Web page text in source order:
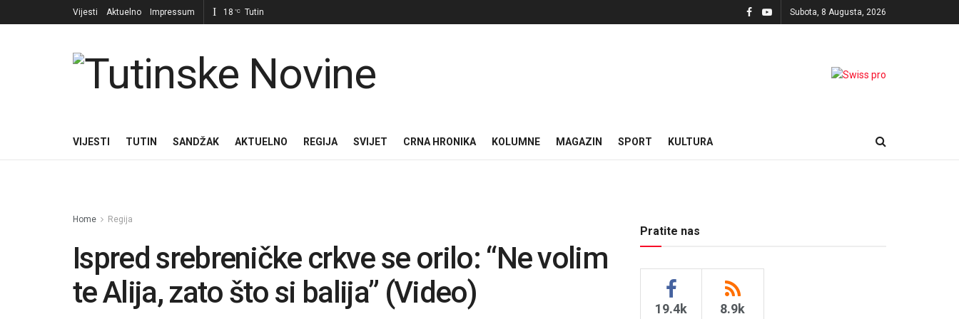
Vijesti Aktuelno Impressum 18 °C Tutin Subota, 8 Augusta, 2026
VIJESTI TUTIN SANDŽAK AKTUELNO REGIJA SVIJET CRNA HRONIKA KOLUMNE MAGAZIN SPORT KULTURA
Home Regija
Ispred srebreničke crkve se orilo: “Ne volim
te Alija, zato što si balija” (Video)
Pratite nas
19.4k 8.9k